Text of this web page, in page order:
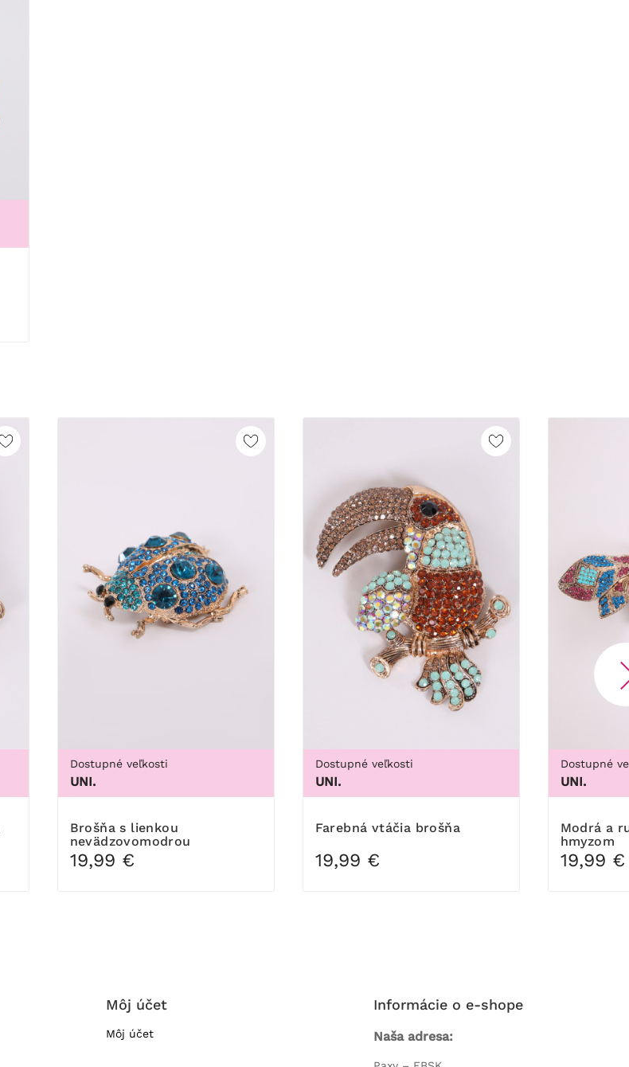
Dostupné veľkosti
UNI.
Brošňa s lienkou
nevädzovomodrou
19,99 €
Dostupné veľkosti
UNI.
Farebná vtáčia brošňa
19,99 €
Dostupné
UNI.
Modrá a ružová Broš s
hmyzom
19,99 €
Môj účet
Môj účet
Informácie o e-shope
Naša adresa: